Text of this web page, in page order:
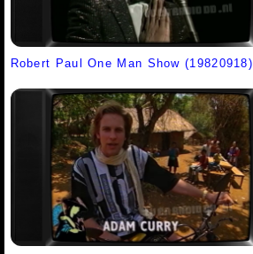
Robert Paul One Man Show (19820918)